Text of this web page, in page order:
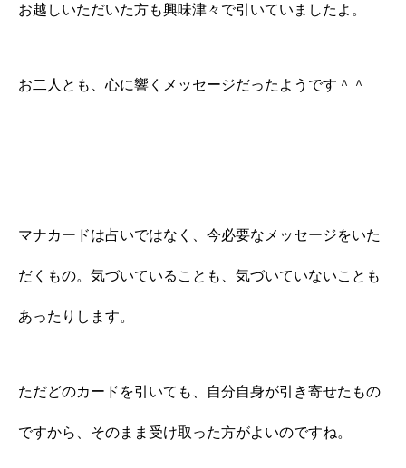
お越しいただいた方も興味津々で引いていましたよ。
お二人とも、心に響くメッセージだったようです＾＾
マナカードは占いではなく、今必要なメッセージをいた
だくもの。気づいていることも、気づいていないことも
あったりします。
ただどのカードを引いても、自分自身が引き寄せたもの
ですから、そのまま受け取った方がよいのですね。